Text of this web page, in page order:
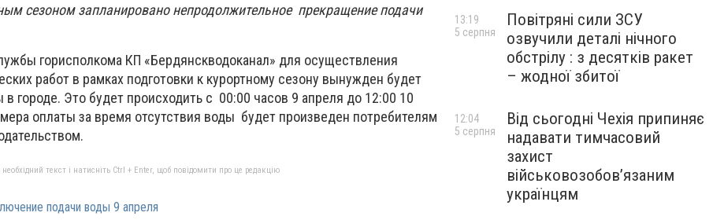
сезоном запланировано непродолжительное прекращение подачи
горисполкома КП «Бердянскводоканал» для осуществления
работ в рамках подготовки к курортному сезону вынужден будет
в городе. Это будет происходить с 00:00 часов 9 апреля до 12:00 10
оплаты за время отсутствия воды будет произведен потребителям
текст і натисніть Ctrl + Enter, щоб повідомити про це редакцію
подачи воды 9 апреля
Повітряні сили ЗСУ
озвучили деталі нічного
обстрілу : з десятків ракет
– жодної збитої
13:19
5 серпня
Від сьогодні Чехія припиняє
надавати тимчасовий
захист
військовозобов’язаним
українцям
12:04
5 серпня